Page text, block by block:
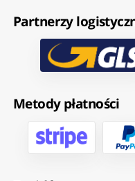
Partnerzy
Metody płatności